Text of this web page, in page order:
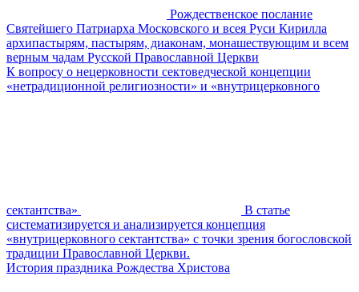
Рождественское послание
Святейшего Патриарха Московского и всея Руси Кирилла
архипастырям, пастырям, диаконам, монашествующим и всем
верным чадам Русской Православной Церкви
К вопросу о нецерковности сектоведческой концепции
«нетрадиционной религиозности» и «внутрицерковного
сектантства»
В статье
систематизируется и анализируется концепция
«внутрицерковного сектантства» с точки зрения богословской
традиции Православной Церкви.
История праздника Рождества Христова